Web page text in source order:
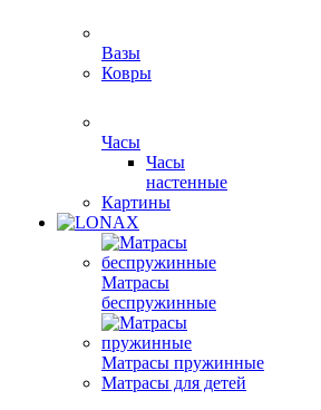
Вазы
Ковры
Часы
Часы
настенные
Картины
Матрасы
беспружинные
Матрасы пружинные
Матрасы для детей